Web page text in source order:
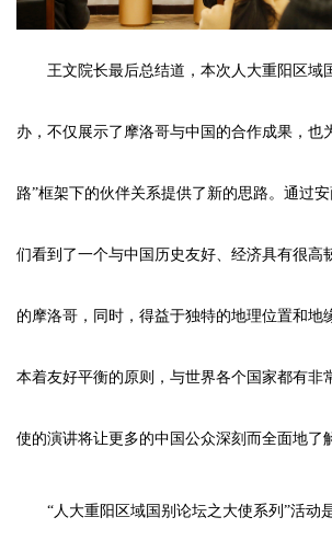
王文院长最后总结道，本次人大重阳区域
办，不仅展示了摩洛哥与中国的合作成果，也
路”框架下的伙伴关系提供了新的思路。通过
们看到了一个与中国历史友好、经济具有很高
的摩洛哥，同时，得益于独特的地理位置和地
本着友好平衡的原则，与世界各个国家都有非
使的演讲将让更多的中国公众深刻而全面地了
“人大重阳区域国别论坛之大使系列”活动